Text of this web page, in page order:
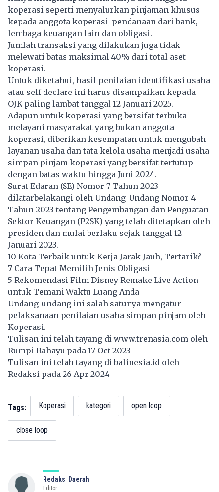
koperasi seperti menyalurkan pinjaman khusus
kepada anggota koperasi, pendanaan dari bank,
lembaga keuangan lain dan obligasi.
Jumlah transaksi yang dilakukan juga tidak
melewati batas maksimal 40% dari total aset
koperasi.
Untuk diketahui, hasil penilaian identifikasi usaha
atau self declare ini harus disampaikan kepada
OJK paling lambat tanggal 12 Januari 2025.
Adapun untuk koperasi yang bersifat terbuka
melayani masyarakat yang bukan anggota
koperasi, diberikan kesempatan untuk mengubah
layanan usaha dan tata kelola usaha menjadi usaha
simpan pinjam koperasi yang bersifat tertutup
dengan batas waktu hingga Juni 2024.
Surat Edaran (SE) Nomor 7 Tahun 2023
dilatarbelakangi oleh Undang-Undang Nomor 4
Tahun 2023 tentang Pengembangan dan Penguatan
Sektor Keuangan (P2SK) yang telah ditetapkan oleh
presiden dan mulai berlaku sejak tanggal 12
Januari 2023.
10 Kota Terbaik untuk Kerja Jarak Jauh, Tertarik?
7 Cara Tepat Memilih Jenis Obligasi
5 Rekomendasi Film Disney Remake Live Action
untuk Temani Waktu Luang Anda
Undang-undang ini salah satunya mengatur
pelaksanaan penilaian usaha simpan pinjam oleh
Koperasi.
Tulisan ini telah tayang di www.trenasia.com oleh
Rumpi Rahayu pada 17 Oct 2023
Tulisan ini telah tayang dibalinesia.id oleh
Redaksi pada 26 Apr 2024
Tags: Koperasi kategori open loop
close loop
Redaksi Daerah
Editor